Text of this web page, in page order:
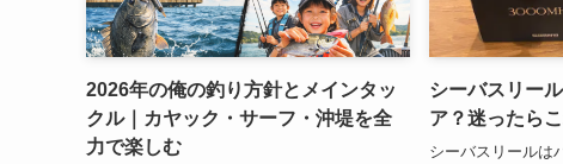
2026年の俺の釣り方針とメインタッ
クル｜カヤック・サーフ・沖堤を全
力で楽しむ
シーバスリー
ア？迷ったら
シーバスリールは